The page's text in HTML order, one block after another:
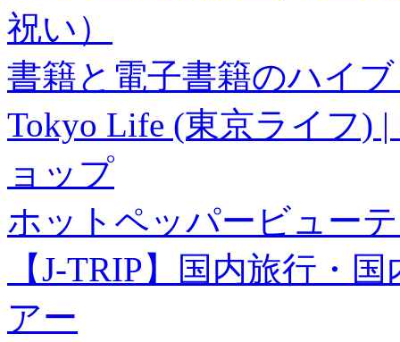
祝い）
書籍と電子書籍のハイ
Tokyo Life (東京ライフ)
ョップ
ホットペッパービュー
【J-TRIP】国内旅行・
アー